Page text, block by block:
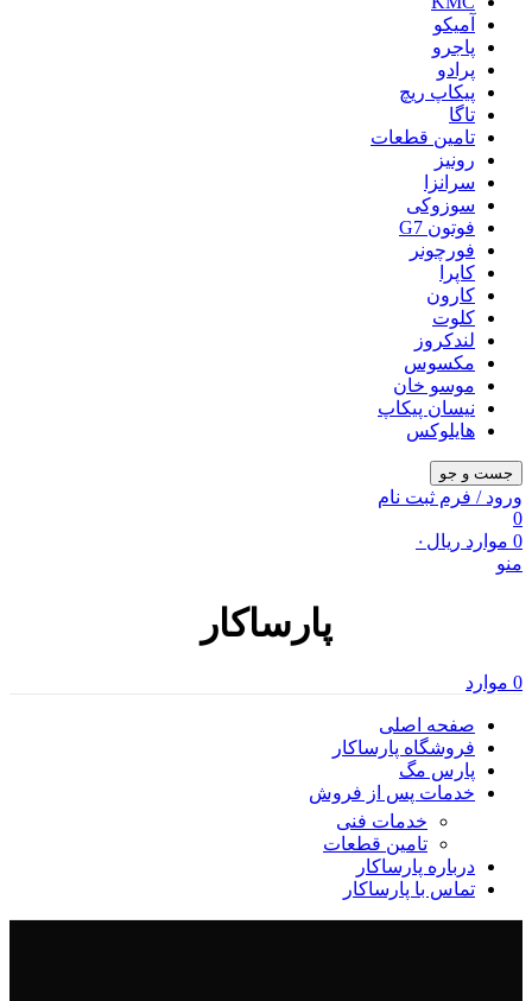
آمیکو
پاجرو
پرادو
پیکاپ ریچ
تاگا
تامین قطعات
رونیز
سرانزا
سوزوکی
فوتون G7
فورچونر
کاپرا
کارون
کلوت
لندکروز
مکسوس
موسو خان
نیسان پیکاپ
هایلوکس
جست و جو
ورود / فرم ثبت نام
0
0 موارد ریال ۰
منو
پارساکار
0 موارد
صفحه اصلی
فروشگاه پارساکار
پارس مگ
خدمات پس از فروش
خدمات فنی
تامین قطعات
درباره پارساکار
تماس با پارساکار